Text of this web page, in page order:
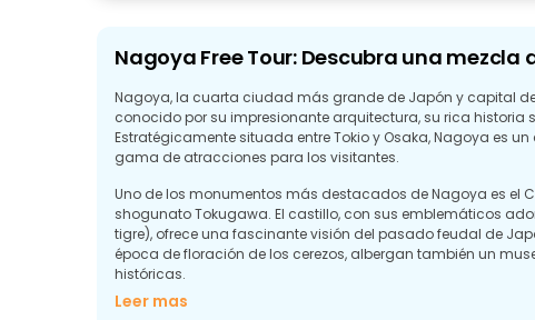
Nagoya Free Tour: Descubra una
Nagoya, la cuarta ciudad más grande de Japón y capital
conocido por su impresionante arquitectura, su rica
Estratégicamente situada entre Tokio y Osaka, Nagoya es
gama de atracciones para los visitantes.
Uno de los monumentos más destacados de Nagoya es el
shogunato Tokugawa. El castillo, con sus emblemáticos
tigre), ofrece una fascinante visión del pasado feudal de
época de floración de los cerezos, albergan también un
históricas.
Leer mas